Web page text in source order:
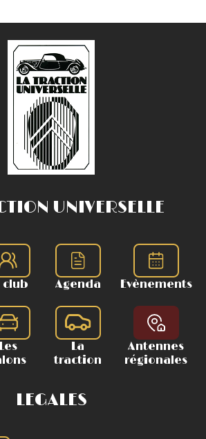
UNIVERSELLE
club Agenda Evènements
Les
La
traction
Antennes
régionales
LEGALES